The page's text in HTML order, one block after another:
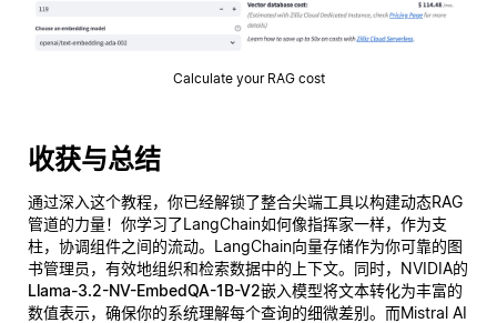
Calculate your RAG cost
收获与总结
通过深入这个教程，你已经解锁了整合尖端工具以构建动态RAG
管道的力量！你学习了LangChain如何像指挥家一样，作为支
柱，协调组件之间的流动。LangChain向量存储作为你可靠的图
书管理员，有效地组织和检索数据中的上下文。同时，NVIDIA的
Llama-3.2-NV-EmbedQA-1B-V2嵌入模型将文本转化为丰富的
数值表示，确保你的系统理解每个查询的细微差别。而Mistral AI